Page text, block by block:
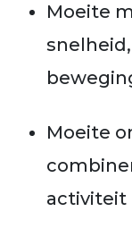
Moeite
Moeite
activiteit